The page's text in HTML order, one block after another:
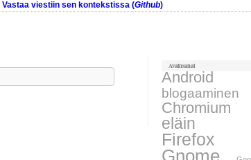
Vastaa viestiin sen kontekstissa (Github)
Avainsanat
Android
blogaaminen
Chromium
eläin
Firefox
Gnome